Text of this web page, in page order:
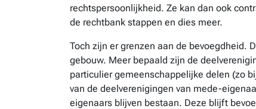
rechtspersoonlijkheid. Ze kan dan ook
de rechtbank stappen en dies meer.
Toch zijn er grenzen aan de bevoegdheid.
gebouw. Meer bepaald zijn de
particulier gemeenschappelijke delen (zo
van de deelverenigingen van mede-
eigenaars blijven bestaan. Deze blijft